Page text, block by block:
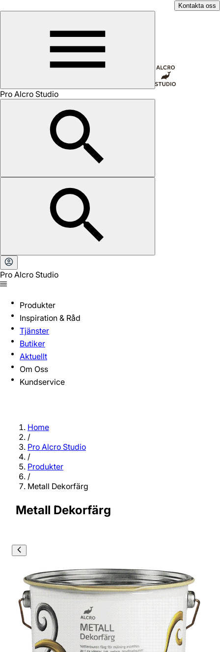
Kontakta oss
Pro Alcro Studio
Pro Alcro Studio
Produkter
Inspiration & Råd
Tjänster
Butiker
Aktuellt
Om Oss
Kundservice
Home
/
Pro Alcro Studio
/
Produkter
/
Metall Dekorfärg
Metall Dekorfärg